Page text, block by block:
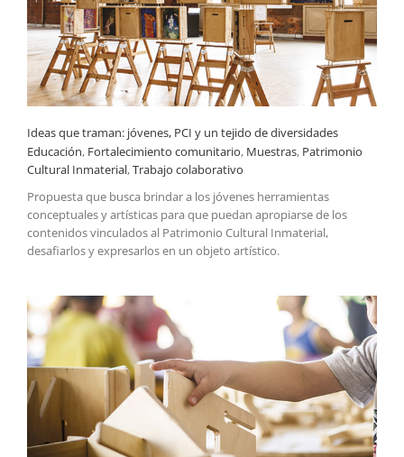
Ideas que traman: jóvenes, PCI y un tejido de diversidades
Educación, Fortalecimiento comunitario, Muestras, Patrimonio
Cultural Inmaterial,Trabajo colaborativo
Propuesta que busca brindar a los jóvenes herramientas
conceptuales y artísticas para que puedan apropiarse de los
contenidos vinculados al Patrimonio Cultural Inmaterial,
desafiarlos y expresarlos en un objeto artístico.